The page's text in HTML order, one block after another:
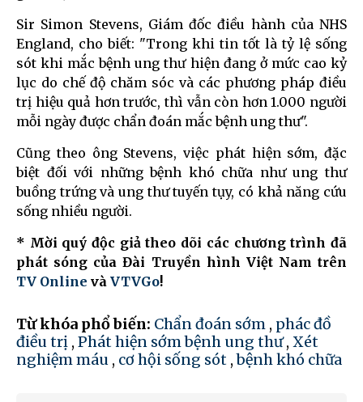
Sir Simon Stevens, Giám đốc điều hành của NHS
England, cho biết: "Trong khi tin tốt là tỷ lệ sống
sót khi mắc bệnh ung thư hiện đang ở mức cao kỷ
lục do chế độ chăm sóc và các phương pháp điều
trị hiệu quả hơn trước, thì vẫn còn hơn 1.000 người
mỗi ngày được chẩn đoán mắc bệnh ung thư".
Cũng theo ông Stevens, việc phát hiện sớm, đặc
biệt đối với những bệnh khó chữa như ung thư
buồng trứng và ung thư tuyến tụy, có khả năng cứu
sống nhiều người.
* Mời quý độc giả theo dõi các chương trình đã
phát sóng của Đài Truyền hình Việt Nam trên
TV Online và VTVGo!
Từ khóa phổ biến: Chẩn đoán sớm , phác đồ
điều trị , Phát hiện sớm bệnh ung thư, Xét
nghiệm máu , cơ hội sống sót ,bệnh khó chữa